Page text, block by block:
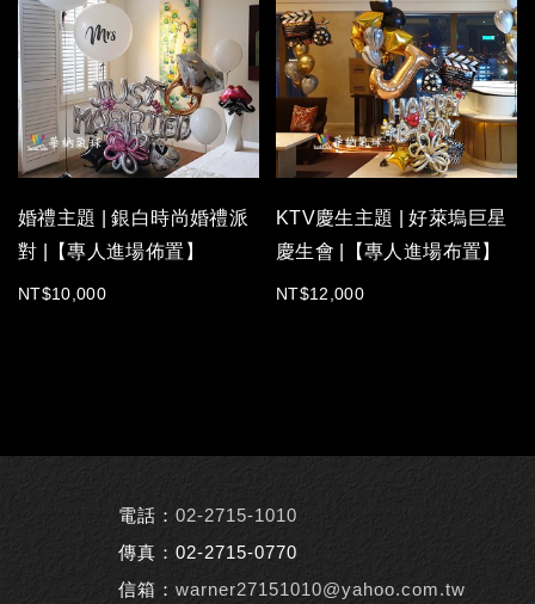
合，簡直是為了勝利而生的！巨
大的足球氣球配上閃亮的金盃氣
球，旁邊還有「Happy B'day」
的銀色氣球，完美結合生日與慶
功的喜悅，絕對是運動狂熱份子
夢寐以求的驚喜！
點與眾不同的慶祝方式！
婚禮主題 | 銀白時尚婚禮派
對 |【專人進場佈置】
NT$10,000
KTV慶生主題 | 好萊塢巨星
慶生會 |【專人進場布置】
NT$12,000
電話： 02-2715-1010
傳真：02-2715-0770
信箱： warner27151010@yahoo.com.tw